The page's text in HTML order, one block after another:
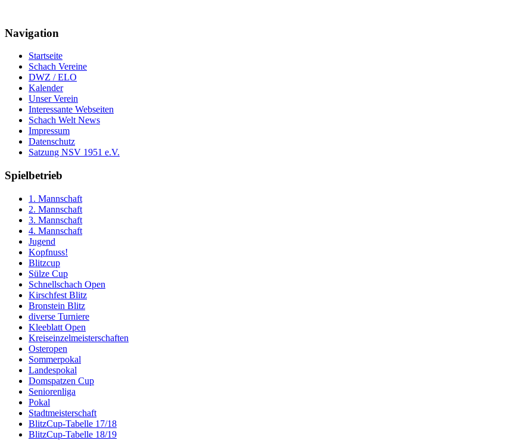
Navigation
Startseite
Schach Vereine
DWZ / ELO
Kalender
Unser Verein
Interessante Webseiten
Schach Welt News
Impressum
Datenschutz
Satzung NSV 1951 e.V.
Spielbetrieb
1. Mannschaft
2. Mannschaft
3. Mannschaft
4. Mannschaft
Jugend
Kopfnuss!
Blitzcup
Sülze Cup
Schnellschach Open
Kirschfest Blitz
Bronstein Blitz
diverse Turniere
Kleeblatt Open
Kreiseinzelmeisterschaften
Osteropen
Sommerpokal
Landespokal
Domspatzen Cup
Seniorenliga
Pokal
Stadtmeisterschaft
BlitzCup-Tabelle 17/18
BlitzCup-Tabelle 18/19